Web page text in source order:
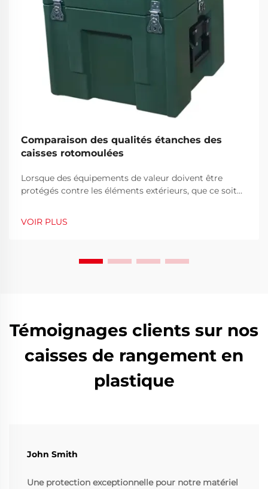
Comparaison des qualités étanches des
caisses rotomoulées
Lorsque des équipements de valeur doivent être
protégés contre les éléments extérieurs, que ce soit
VOIR PLUS
Témoignages clients sur nos
caisses de rangement en
plastique
John Smith
Une protection exceptionnelle pour notre matériel